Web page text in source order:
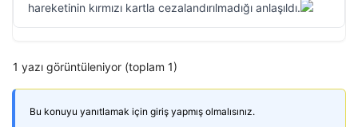
hareketinin kırmızı kartla cezalandırılmadığı anlaşıldı.
1 yazı görüntüleniyor (toplam 1)
Bu konuyu yanıtlamak için giriş yapmış olmalısınız.